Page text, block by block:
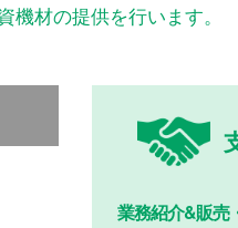
材の提供を行います。
業務紹介&販売